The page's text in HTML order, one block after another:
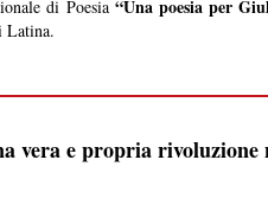
di Poesia “Una poesia per
Latina.
e propria rivoluzione